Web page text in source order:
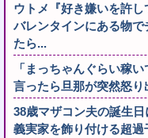
ウトメ『好き嫌いを許
バレンタインにある物
たら...
「まっちゃんぐらい稼
言ったら旦那が突然怒
38歳マザコン夫の誕生
義実家を飾り付ける超